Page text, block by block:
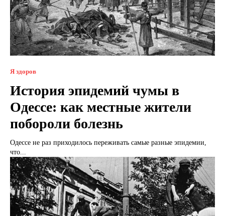
Я здоров
История эпидемий чумы в
Одессе: как местные жители
побороли болезнь
Одессе не раз приходилось переживать самые разные эпидемии,
что...